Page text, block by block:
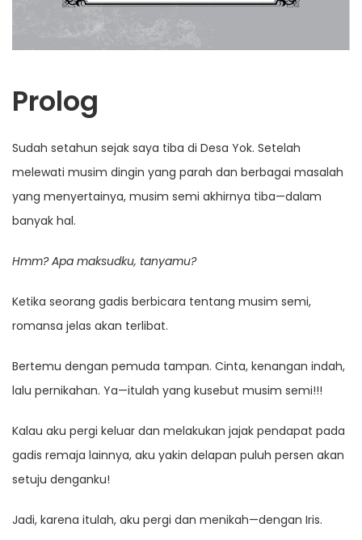
Prolog
Sudah setahun sejak saya tiba di Desa Yok. Setelah
melewati musim dingin yang parah dan berbagai masalah
yang menyertainya, musim semi akhirnya tiba—dalam
banyak hal.
Hmm? Apa maksudku, tanyamu?
Ketika seorang gadis berbicara tentang musim semi,
romansa jelas akan terlibat.
Bertemu dengan pemuda tampan. Cinta, kenangan indah,
lalu pernikahan. Ya—itulah yang kusebut musim semi!!!
Kalau aku pergi keluar dan melakukan jajak pendapat pada
gadis remaja lainnya, aku yakin delapan puluh persen akan
setuju denganku!
Jadi, karena itulah, aku pergi dan menikah—dengan Iris.